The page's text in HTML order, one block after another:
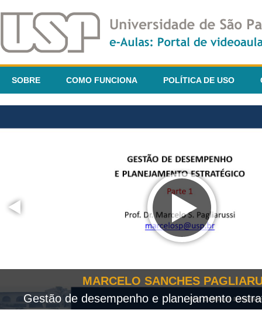
SOBRE COMO FUNCIONA POLÍTICA DE USO
MARCELO SANCHES
Gestão de desempenho e planejamento